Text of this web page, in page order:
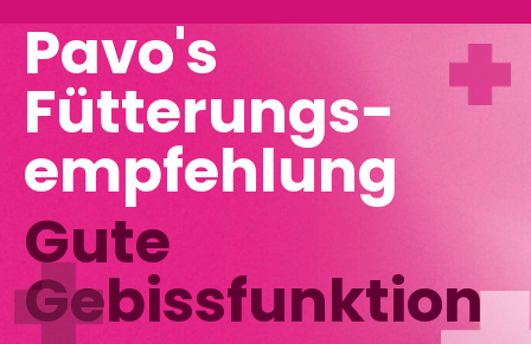
Pavo's
Fütterungs-
empfehlung
Gute
Gebissfunktion